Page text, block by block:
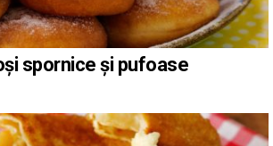
spornice și pufoase